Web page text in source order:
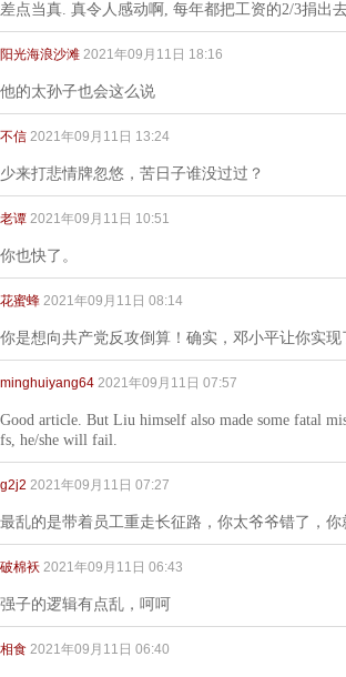
差点当真. 真令人感动啊, 每年都把工资的2/3捐出
阳光海浪沙滩 2021年09月11日 18:16
他的太孙子也会这么说
不信 2021年09月11日 13:24
少来打悲情牌忽悠，苦日子谁没过过？
老谭 2021年09月11日 10:51
你也快了。
花蜜蜂 2021年09月11日 08:14
你是想向共产党反攻倒算！确实，邓小平让你实现
minghuiyang64 2021年09月11日 07:57
Good article. But Liu himself also made some fatal
fs, he/she will fail.
g2j2 2021年09月11日 07:27
最乱的是带着员工重走长征路，你太爷爷错了，
破棉袄 2021年09月11日 06:43
强子的逻辑有点乱，呵呵
相食 2021年09月11日 06:40